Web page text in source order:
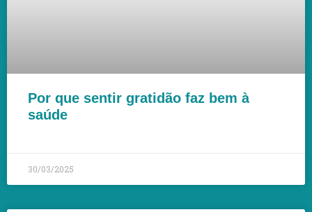
Por que sentir gratidão faz bem à
saúde
30/03/2025